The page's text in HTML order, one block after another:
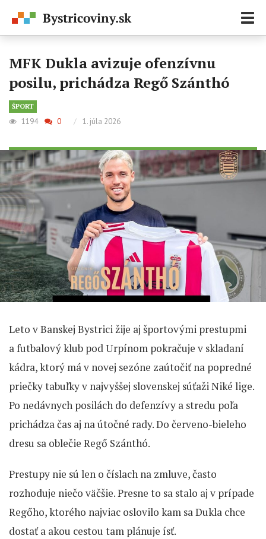
MFK Dukla avizuje ofenzívnu
posilu, prichádza Regő Szánthó
ŠPORT
1194 0 / 1. júla 2026
Leto v Banskej Bystrici žije aj športovými prestupmi
a futbalový klub pod Urpínom pokračuje v skladaní
kádra, ktorý má v novej sezóne zaútočiť na popredné
priečky tabuľky v najvyššej slovenskej súťaži Niké lige.
Po nedávnych posilách do defenzívy a stredu poľa
prichádza čas aj na útočné rady. Do červeno-bieleho
dresu sa oblečie Regő Szánthó.
Prestupy nie sú len o číslach na zmluve, často
rozhoduje niečo väčšie. Presne to sa stalo aj v prípade
Regőho, ktorého najviac oslovilo kam sa Dukla chce
dostať a akou cestou tam plánuje ísť.